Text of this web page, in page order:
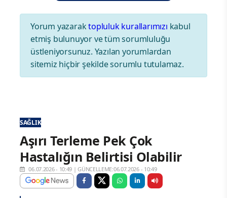
Yorum yazaraktopluluk kurallarımızı kabul
etmiş bulunuyor ve tüm sorumluluğu
üstleniyorsunuz. Yazılan yorumlardan
sitemiz hiçbir şekilde sorumlu tutulamaz.
SAĞLIK
Aşırı Terleme Pek Çok
Hastalığın Belirtisi Olabilir
06.07.2026 - 10:49 |GÜNCELLEME:06.07.2026 - 10:49